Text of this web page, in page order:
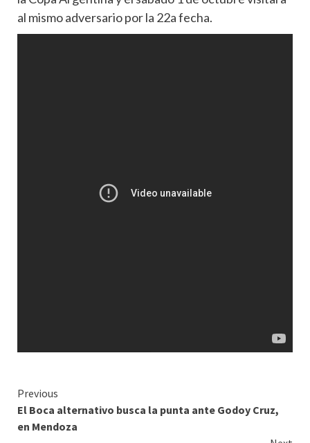
al mismo adversario por la 22a fecha.
Continue
Reading
Previous
El Boca alternativo busca la punta ante Godoy Cruz,
en Mendoza